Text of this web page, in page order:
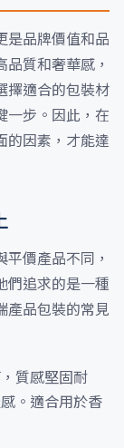
是品牌價值和品
質和奢華感，
擇適合的包裝材
一步。因此，在
的因素，才能達
價產品不同，
們追求的是一種
產品包裝的常見
質感堅固耐
。適合用於香